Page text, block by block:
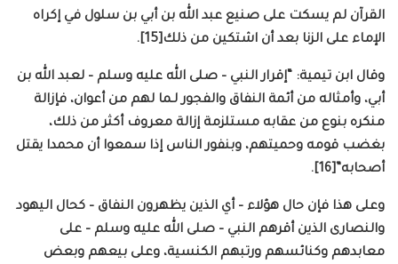
القرآن لم يسكت على صنيع عبد الله بن أبي بن سلول في إكراه
الإماء على الزنا بعد أن اشتكين من ذلك[15].
وقال ابن تيمية: “إقرار النبي – صلى الله عليه وسلم – لعبد الله بن
أبي، وأمثاله من أئمة النفاق والفجور لـما لهم من أعوان، فإزالة
منكره بنوع من عقابه مستلزمة إزالة معروف أكثر من ذلك،
بغضب قومه وحميتهم، وبنفور الناس إذا سمعوا أن محمدا يقتل
أصحابه”[16].
وعلى هذا فإن حال هؤلاء – أي الذين يظهرون النفاق – كحال اليهود
والنصارى الذين أقرهم النبي – صلى الله عليه وسلم – على
معابدهم وكنائسهم ورتبهم الكنسية، وعلى بيعهم وبعض